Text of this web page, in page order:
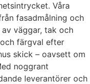
Våra
fasadmålning och
väggar, tak och
färgval efter
skick – oavsett om
noggrant
leverantörer och